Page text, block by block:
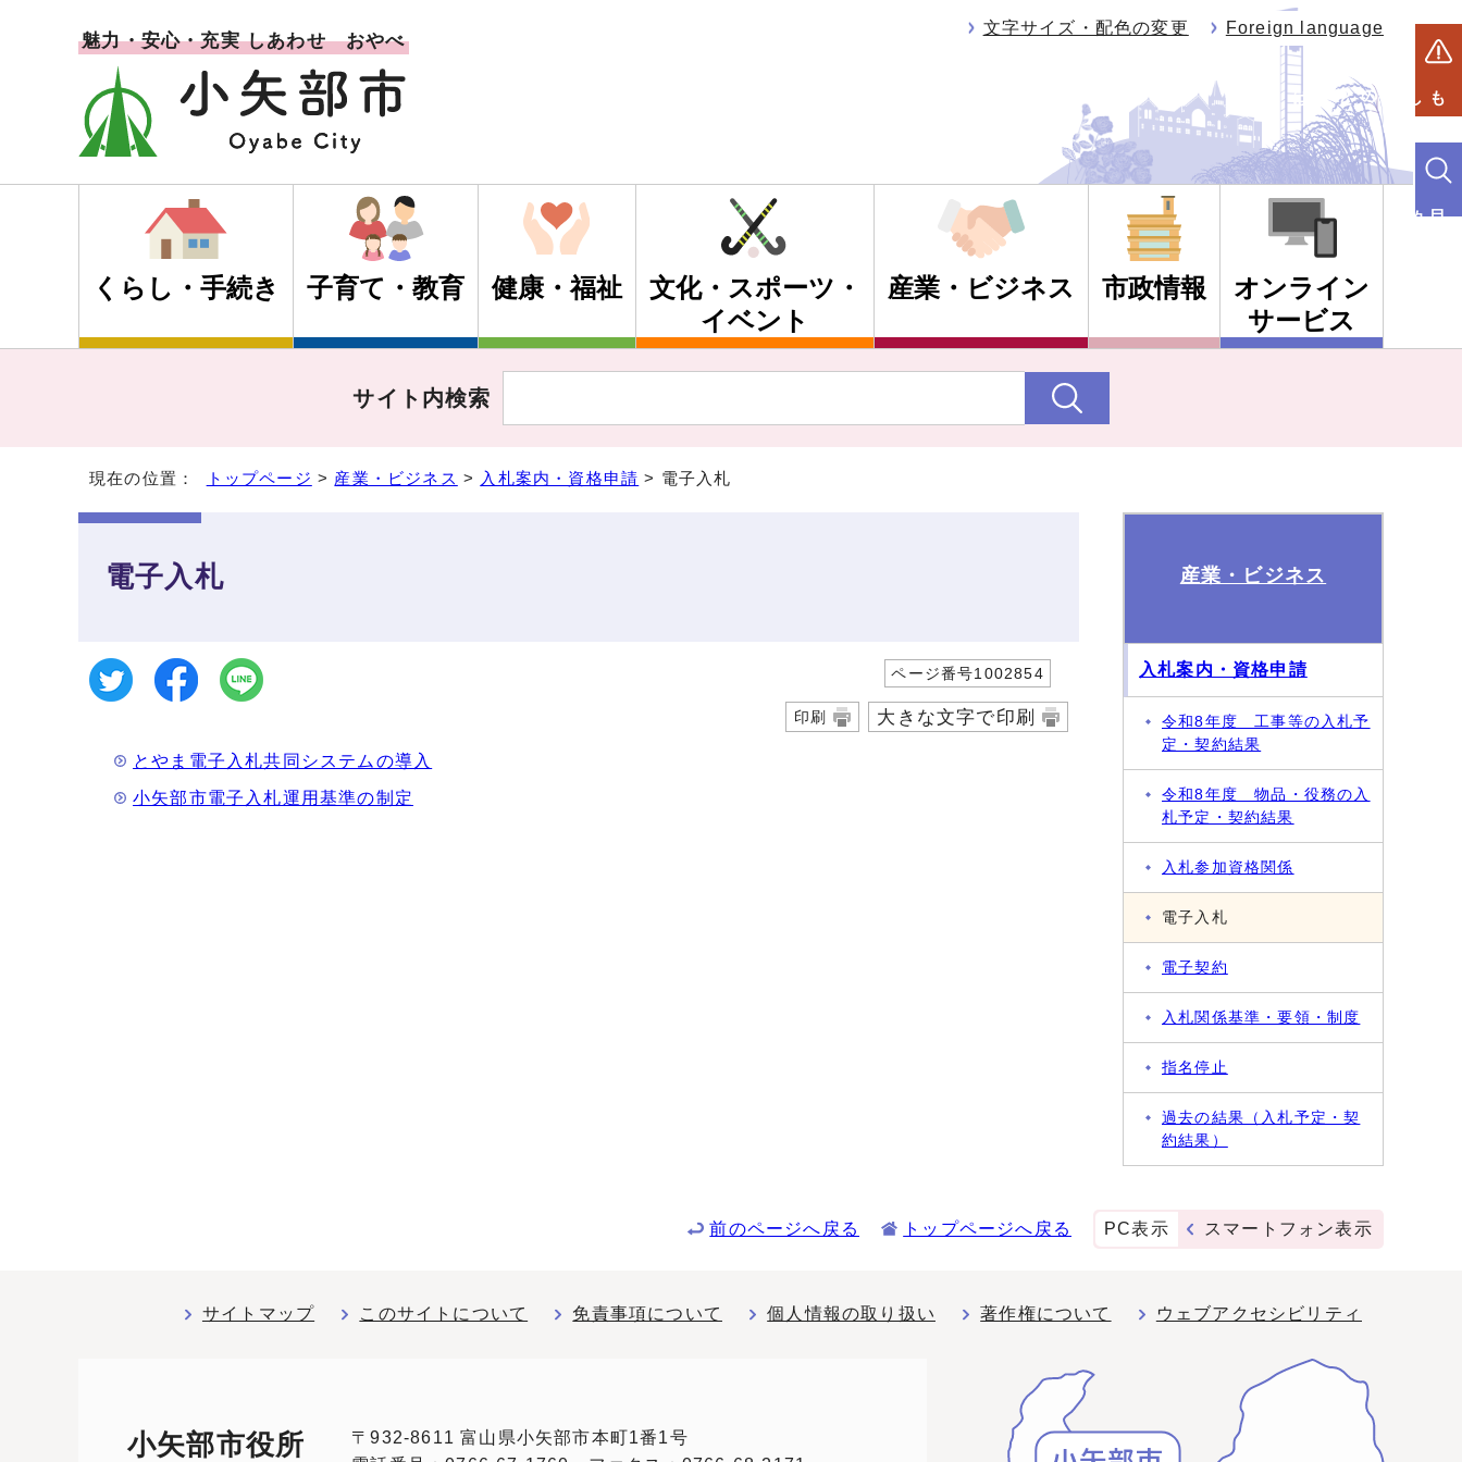
魅力・安心・充実 しあわせ おやべ
文字サイズ・配色の変更 Foreign language
もしものときは
くらし・手続き 子育て・教育 健康・福祉
文化・スポーツ・
イベント
産業・ビジネス 市政情報
オンライン
サービス
サイト内検索
現在の位置： トップページ > 産業・ビジネス > 入札案内・資格申請 > 電子入札
電子入札
ページ番号1002854
印刷 大きな文字で印刷
とやま電子入札共同システムの導入
小矢部市電子入札運用基準の制定
産業・ビジネス
入札案内・資格申請
令和8年度 工事等の入札予
定・契約結果
令和8年度 物品・役務の入
札予定・契約結果
入札参加資格関係
電子入札
電子契約
入札関係基準・要領・制度
指名停止
過去の結果（入札予定・契
約結果）
前のページへ戻る トップページへ戻る PC表示 スマートフォン表示
サイトマップ このサイトについて 免責事項について 個人情報の取り扱い 著作権について ウェブアクセシビリティ
小矢部市役所
〒932-8611 富山県小矢部市本町1番1号